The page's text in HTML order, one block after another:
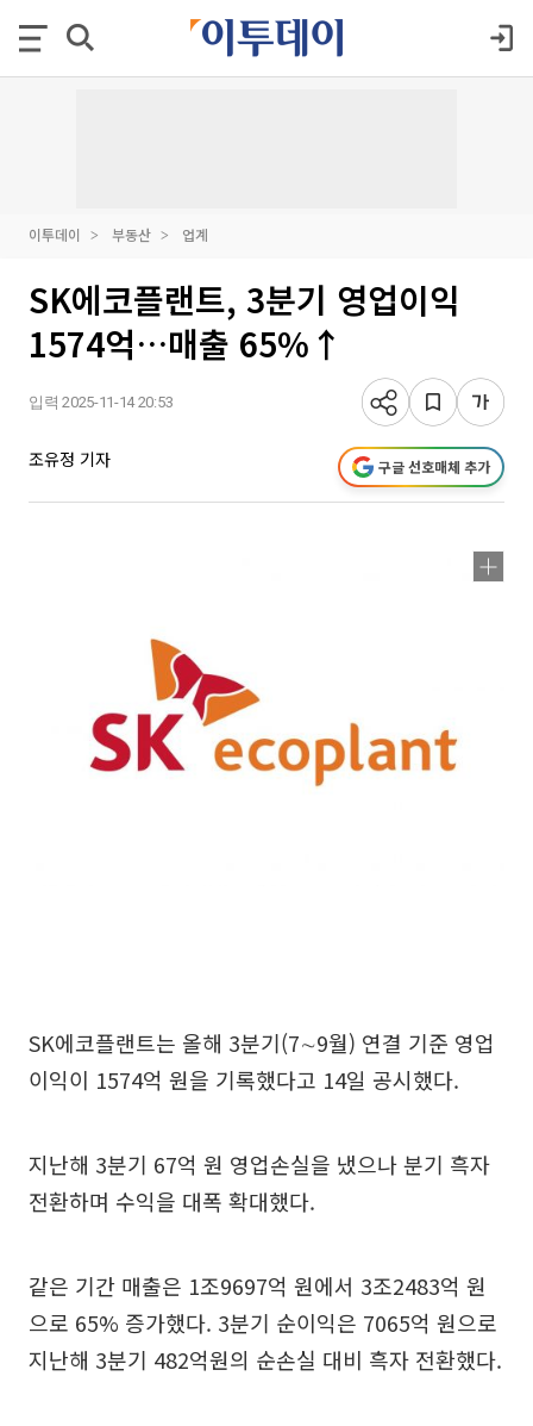
이투데이 부동산 업계
SK에코플랜트, 3분기 영업이익
1574억…매출 65%↑
입력 2025-11-14 20:53
조유정 기자 구글 선호매체 추가
SK에코플랜트는 올해 3분기(7∼9월) 연결 기준 영업
이익이 1574억 원을 기록했다고 14일 공시했다.
지난해 3분기 67억 원 영업손실을 냈으나 분기 흑자
전환하며 수익을 대폭 확대했다.
같은 기간 매출은 1조9697억 원에서 3조2483억 원
으로 65% 증가했다. 3분기 순이익은 7065억 원으로
지난해 3분기 482억원의 순손실 대비 흑자 전환했다.